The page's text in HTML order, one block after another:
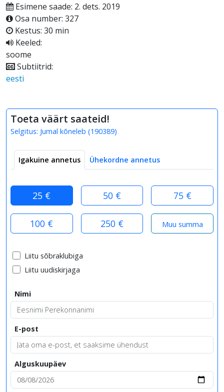
Esimene saade: 2. dets. 2019
Osa number: 327
Kestus: 30 min
Keeled:
soome
Subtiitrid:
eesti
Toeta väärt saateid!
Selgitus: Jumal kõneleb (190389)
Igakuine annetus Ühekordne annetus
25 € 50 € 75 €
100 € 250 €
Liitu sõbraklubiga
Liitu uudiskirjaga
Nimi
E-post
Alguskuupäev